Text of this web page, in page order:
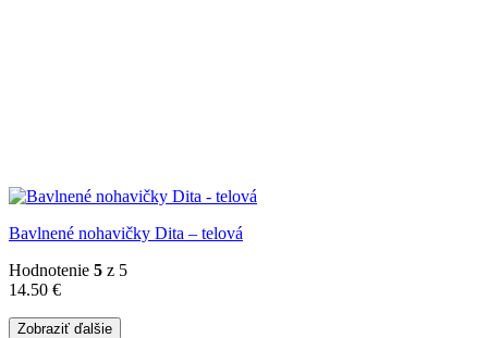
Bavlnené nohavičky Dita – telová
Hodnotenie 5 z 5
14.50 €
Zobraziť ďalšie